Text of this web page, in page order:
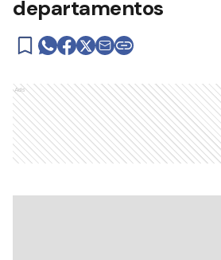
departamentos
Ads